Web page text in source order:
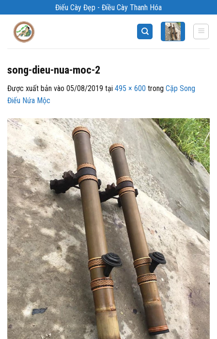
qua
Điếu Cày Đẹp - Điều Cày Thanh Hóa
song-dieu-nua-moc-2
Được xuất bản vào 05/08/2019 tại 495 × 600 trong Cặp Song
Điếu Nứa Mộc